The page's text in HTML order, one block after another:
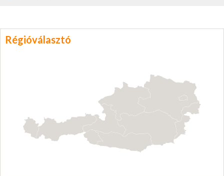
Régióválasztó